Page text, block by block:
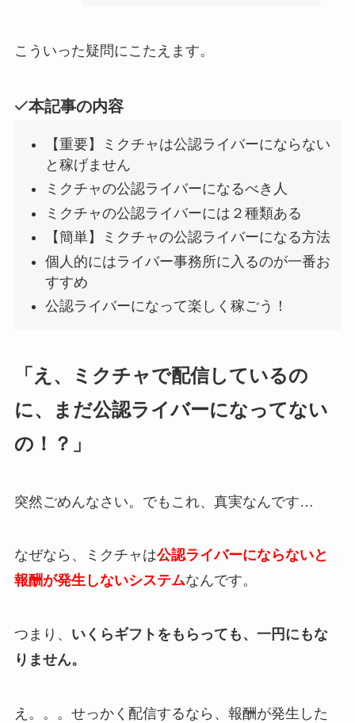
こういった疑問にこたえます。
本記事の内容
【重要】ミクチャは公認ライバーにならない
と稼げません
ミクチャの公認ライバーになるべき人
ミクチャの公認ライバーには２種類ある
【簡単】ミクチャの公認ライバーになる方法
個人的にはライバー事務所に入るのが一番お
すすめ
公認ライバーになって楽しく稼ごう！
「え、ミクチャで配信しているの
に、まだ公認ライバーになってない
の！？」
突然ごめんなさい。でもこれ、真実なんです…
なぜなら、ミクチャは公認ライバーにならないと
報酬が発生しないシステムなんです。
つまり、 いくらギフトをもらっても、一円にもな
りません。
え。。。せっかく配信するなら、報酬が発生した